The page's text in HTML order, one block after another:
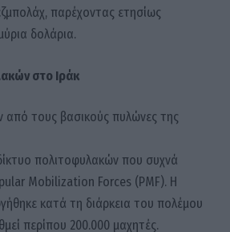
παρέχοντας ετησίως
δολάρια.
στο Ιράκ
από τους βασικούς πυλώνες της
πολιτοφυλακών που συχνά
Mobilization Forces (PMF). Η
κατά τη διάρκεια του πολέμου
περίπου 200.000 μαχητές.